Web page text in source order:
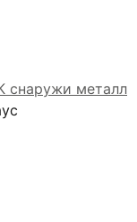
снаружи металл